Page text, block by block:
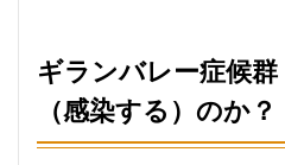
ギランバレー症候
（感染する）のか？